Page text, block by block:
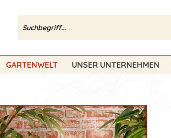
GARTENWELT UNSER UNTERNEHMEN